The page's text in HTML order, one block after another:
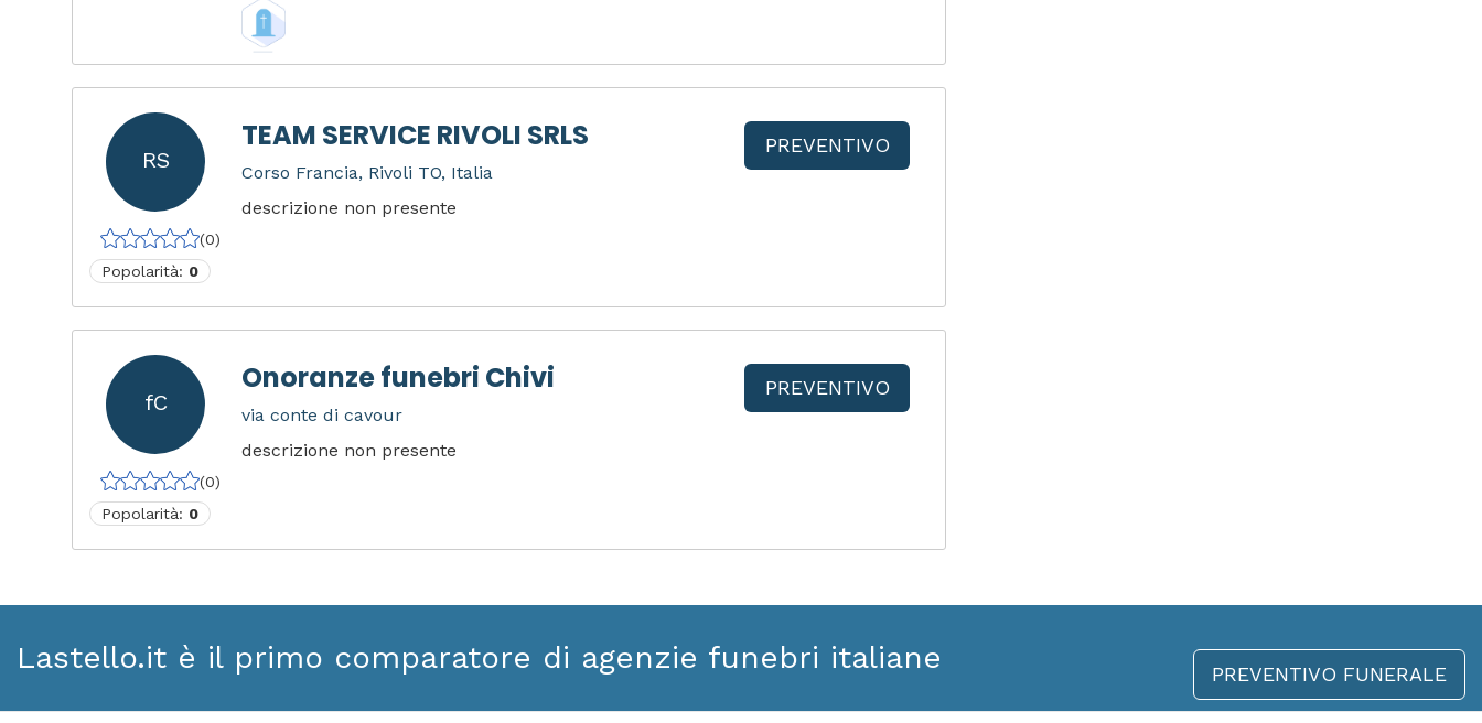
RS
(0)
Popolarità: 0
TEAM SERVICE RIVOLI SRLS
Corso Francia, Rivoli TO, Italia
descrizione non presente
PREVENTIVO
fC
(0)
Popolarità: 0
Onoranze funebri Chivi
via conte di cavour
descrizione non presente
PREVENTIVO
Lastello.it è il primo comparatore di agenzie funebri italiane PREVENTIVO FUNERALE